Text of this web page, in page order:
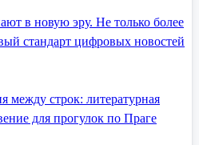
в новую эру. Не только более
стандарт цифровых новостей
между строк: литературная
для прогулок по Праге